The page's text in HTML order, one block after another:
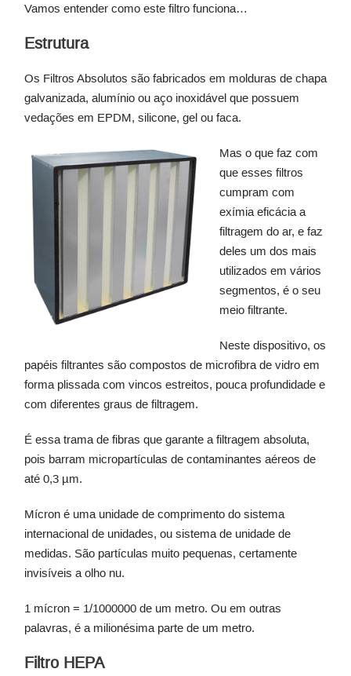
Vamos entender como este filtro funciona…
Estrutura
Os Filtros Absolutos são fabricados em molduras de chapa
galvanizada, alumínio ou aço inoxidável que possuem
vedações em EPDM, silicone, gel ou faca.
Mas o que faz com
que esses filtros
cumpram com
exímia eficácia a
filtragem do ar, e faz
deles um dos mais
utilizados em vários
segmentos, é o seu
meio filtrante.
Neste dispositivo, os
papéis filtrantes são compostos de microfibra de vidro em
forma plissada com vincos estreitos, pouca profundidade e
com diferentes graus de filtragem.
É essa trama de fibras que garante a filtragem absoluta,
pois barram micropartículas de contaminantes aéreos de
até 0,3 µm.
Mícron é uma unidade de comprimento do sistema
internacional de unidades, ou sistema de unidade de
medidas. São partículas muito pequenas, certamente
invisíveis a olho nu.
1 mícron = 1/1000000 de um metro. Ou em outras
palavras, é a milionésima parte de um metro.
Filtro HEPA